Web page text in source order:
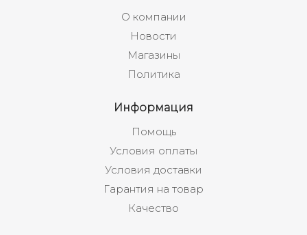
О компании
Новости
Магазины
Политика
Информация
Помощь
Условия оплаты
Условия доставки
Гарантия на товар
Качество